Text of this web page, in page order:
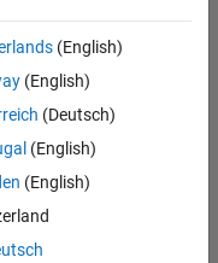
(English)
(English)
(Deutsch)
(English)
(English)